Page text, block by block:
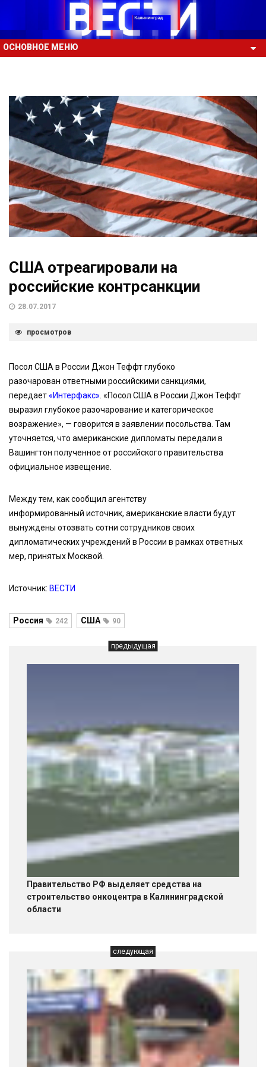
ОСНОВНОЕ МЕНЮ
США отреагировали на
российские контрсанкции
28.07.2017
просмотров
Посол США в России Джон Теффт глубоко
разочарован ответными российскими санкциями,
передает«Интерфакс» . «Посол США в России Джон Теффт
выразил глубокое разочарование и категорическое
возражение», — говорится в заявлении посольства. Там
уточняется, что американские дипломаты передали в
Вашингтон полученное от российского правительства
официальное извещение.
Между тем, как сообщил агентству
информированный источник, американские власти будут
вынуждены отозвать сотни сотрудников своих
дипломатических учреждений в России в рамках ответных
мер, принятых Москвой.
Источник: ВЕСТИ
Россия 242 США 90
предыдущая
Правительство РФ выделяет средства на
строительство онкоцентра в Калининградской
области
следующая